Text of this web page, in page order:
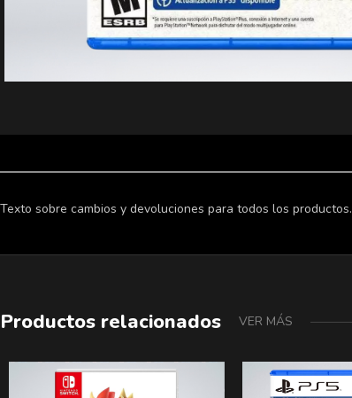
Texto sobre cambios y devoluciones para todos los productos.
Productos relacionados VER MÁS